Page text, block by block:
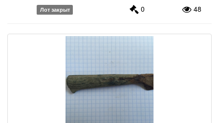
Лот закрыт 0 48